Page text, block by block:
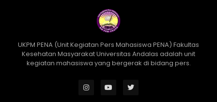
UKPM PENA (Unit Kegiatan Pers Mahasiswa PENA) Fakultas
Kesehatan Masyarakat Universitas Andalas adalah unit
kegiatan mahasiswa yang bergerak di bidang pers.